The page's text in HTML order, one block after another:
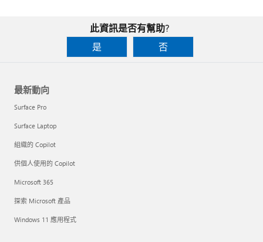
此資訊是否有幫助?
是
否
最新動向
Surface Pro
Surface Laptop
組織的 Copilot
供個人使用的 Copilot
Microsoft 365
探索 Microsoft 產品
Windows 11 應用程式